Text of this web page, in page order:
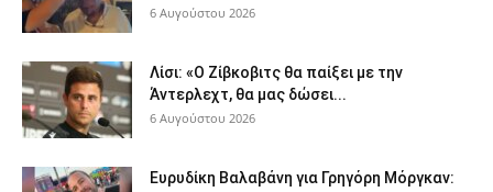
6 Αυγούστου 2026
Λίσι: «Ο Ζίβκοβιτς θα παίξει με την
Άντερλεχτ, θα μας δώσει...
6 Αυγούστου 2026
Ευρυδίκη Βαλαβάνη για Γρηγόρη Μόργκαν: